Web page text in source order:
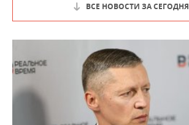
ВСЕ НОВОСТИ ЗА СЕГОДНЯ